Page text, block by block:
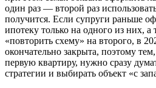
один раз — второй раз
получится. Если супруги раньше
ипотеку только на одного из них, а
«повторить схему» на второго, в
окончательно закрыта, поэтому
первую квартиру, нужно сразу
стратегии и выбирать объект «с